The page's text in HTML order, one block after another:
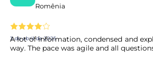
Romênia
3 de abril de 2025
A lot of information, condensed and
way. The pace was agile and all